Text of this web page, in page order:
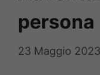
persona
23 Maggio 2023